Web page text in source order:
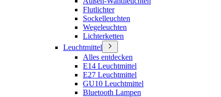
Flutlichter
Sockelleuchten
Wegeleuchten
Lichterketten
Leuchtmittel
Alles entdecken
E14 Leuchtmittel
E27 Leuchtmittel
GU10 Leuchtmittel
Bluetooth Lampen